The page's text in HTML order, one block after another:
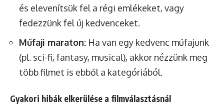
és elevenítsük fel a régi emlékeket, vagy
fedezzünk fel új kedvenceket.
Műfaji maraton: Ha van egy kedvenc műfajunk
(pl. sci-fi, fantasy, musical), akkor nézzünk meg
több filmet is ebből a kategóriából.
Gyakori hibák elkerülése a filmválasztásnál